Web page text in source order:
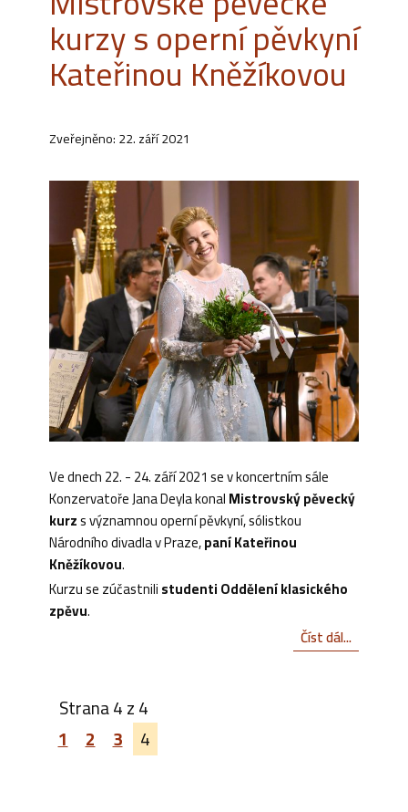
kurzy s operní pěvkyní
Kateřinou Kněžíkovou
Zveřejněno: 22. září 2021
Ve dnech 22. - 24. září 2021 se v koncertním sále
Konzervatoře Jana Deyla konalMistrovský pěvecký
kurzs významnou operní pěvkyní, sólistkou
Národního divadla v Praze,paní Kateřinou
Kněžíkovou.
Kurzu se zúčastnilistudenti Oddělení klasického
zpěvu.
Číst dál...
Strana 4 z 4
1 2 3 4